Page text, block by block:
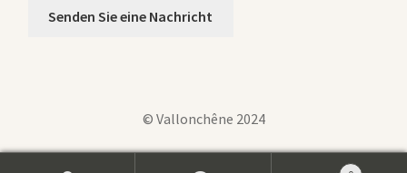
Senden Sie eine Nachricht
© Vallonchêne 2024